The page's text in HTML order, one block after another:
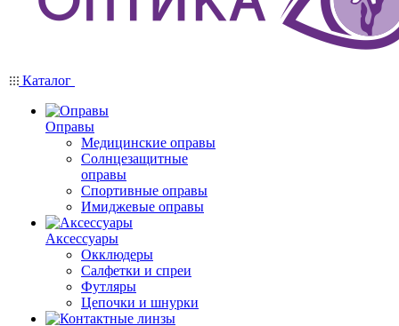
Каталог
Оправы
Медицинские оправы
Солнцезащитные
оправы
Спортивные оправы
Имиджевые оправы
Аксессуары
Окклюдеры
Салфетки и спреи
Футляры
Цепочки и шнурки